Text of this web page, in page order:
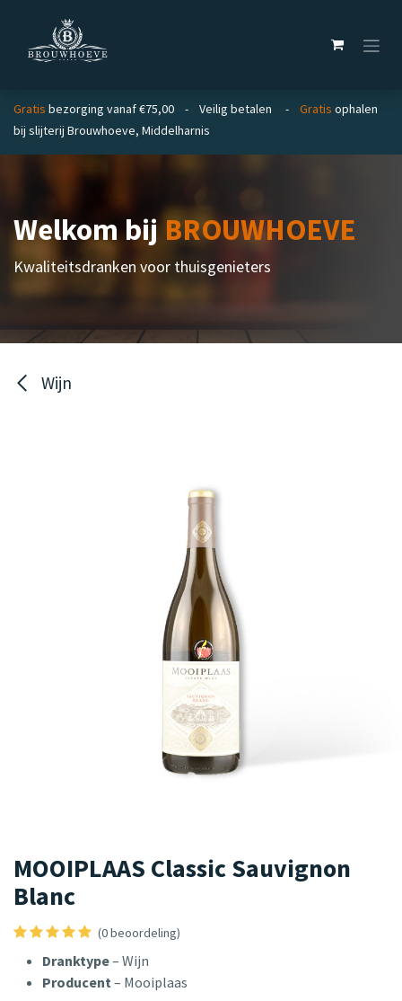
Gratis bezorging vanaf €75,00 - Veilig betalen - Gratis ophalen
bij slijterij Brouwhoeve, Middelharnis
Welkom bijBROUWHOEVE
Kwaliteitsdranken voor thuisgenieters
Wijn
MOOIPLAAS Classic Sauvignon
Blanc
(0 beoordeling)
Dranktype– Wijn
Producent– Mooiplaas